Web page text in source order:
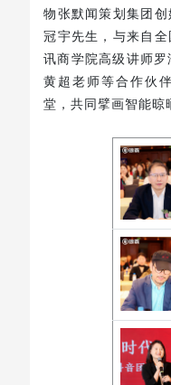
物张默闻策划集团
冠宇先生，与来自
讯商学院高级讲师
黄超老师等合作伙
堂，共同擘画智能晾